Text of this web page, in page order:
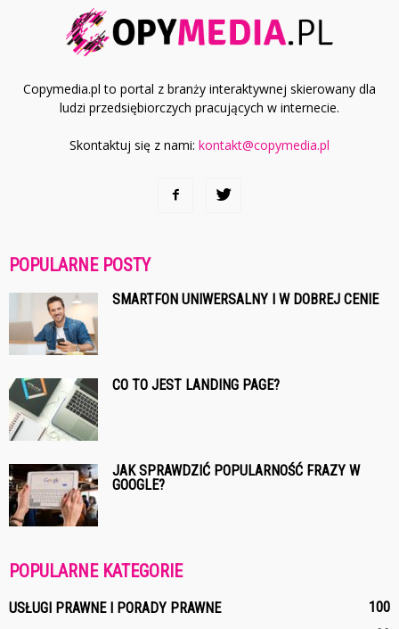
Copymedia.pl to portal z branży interaktywnej skierowany dla
ludzi przedsiębiorczych pracujących w internecie.
Skontaktuj się z nami: kontakt@copymedia.pl
POPULARNE POSTY
SMARTFON UNIWERSALNY I W DOBREJ CENIE
CO TO JEST LANDING PAGE?
JAK SPRAWDZIĆ POPULARNOŚĆ FRAZY W
GOOGLE?
POPULARNE KATEGORIE
USŁUGI PRAWNE I PORADY PRAWNE
100